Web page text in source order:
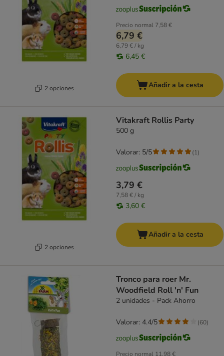
2 opciones
Precio normal 7,58 €
6,79 €
6,79 € / kg
6,45 €
Añadir a la cesta
2 opciones
Vitakraft Rollis Party
500 g
3,79 €
7,58 € / kg
3,60 €
Valorar: 5/5 (1)
Añadir a la cesta
Tronco para roer Mr.
Woodfield Roll 'n' Fun
2 unidades - Pack Ahorro
Precio normal 11,98 €
Valorar: 4.4/5 (60)